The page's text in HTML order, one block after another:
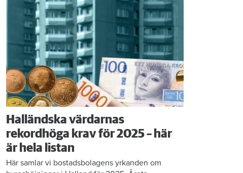
Halländska värdarnas
rekordhöga krav för 2025 – här
är hela listan
Här samlar vi bostadsbolagens yrkanden om